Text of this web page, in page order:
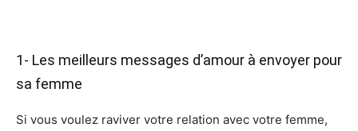
1- Les meilleurs messages d’amour à envoyer pour
sa femme
Si vous voulez raviver votre relation avec votre femme,